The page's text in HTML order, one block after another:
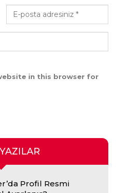
in this browser for
Profil Resmi